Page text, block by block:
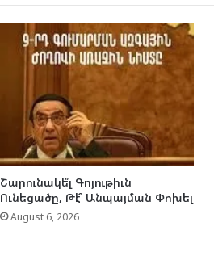
Շարունակե՞լ Գոյութիւն
Ունեցածը, Թէ՞ Անպայման Փոխել
August 6, 2026